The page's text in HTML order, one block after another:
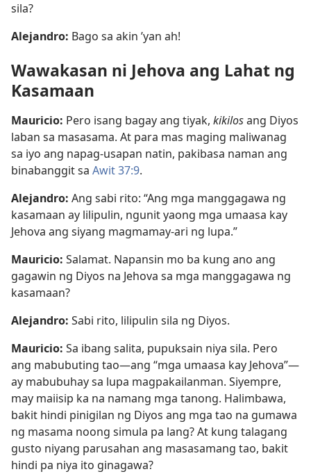
sila?
Alejandro: Bago sa akin ’yan ah!
Wawakasan ni Jehova ang Lahat ng
Kasamaan
Mauricio: Pero isang bagay ang tiyak, kikilosang Diyos
laban sa masasama. At para mas maging maliwanag
sa iyo ang napag-usapan natin, pakibasa naman ang
binabanggit sa Awit 37:9.
Alejandro: Ang sabi rito: “Ang mga manggagawa ng
kasamaan ay lilipulin, ngunit yaong mga umaasa kay
Jehova ang siyang magmamay-ari ng lupa.”
Mauricio: Salamat. Napansin mo ba kung ano ang
gagawin ng Diyos na Jehova sa mga manggagawa ng
kasamaan?
Alejandro: Sabi rito, lilipulin sila ng Diyos.
Mauricio: Sa ibang salita, pupuksain niya sila. Pero
ang mabubuting tao​—ang “mga umaasa kay Jehova”​—
ay mabubuhay sa lupa magpakailanman. Siyempre,
may maiisip ka na namang mga tanong. Halimbawa,
bakit hindi pinigilan ng Diyos ang mga tao na gumawa
ng masama noong simula pa lang? At kung talagang
gusto niyang parusahan ang masasamang tao, bakit
hindi pa niya ito ginagawa?